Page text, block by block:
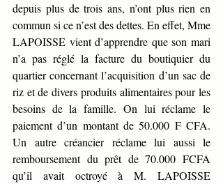
depuis plus de trois ans, n’ont plus rien en
commun si ce n’est des dettes. En effet, Mme
LAPOISSE vient d’apprendre que son mari
n’a pas réglé la facture du boutiquier du
quartier concernant l’acquisition d’un sac de
riz et de divers produits alimentaires pour les
besoins de la famille. On lui réclame le
paiement d’un montant de 50.000 F CFA.
Un autre créancier réclame lui aussi le
remboursement du prêt de 70.000 FCFA
qu’il avait octroyé à M. LAPOISSE